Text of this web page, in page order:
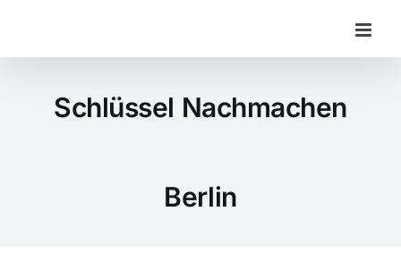
springen
Schlüssel Nachmachen
Berlin